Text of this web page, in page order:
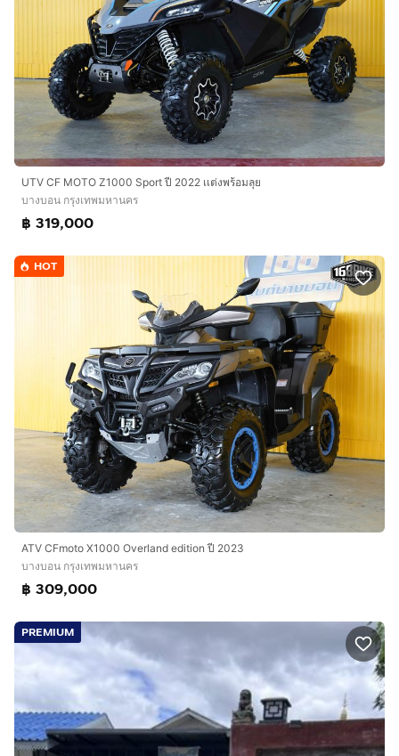
UTV CF MOTO Z1000 Sport ปี 2022 เเต่งพร้อมลุย
บางบอน กรุงเทพมหานคร
฿ 319,000
HOT
ATV CFmoto X1000 Overland edition ปี 2023
บางบอน กรุงเทพมหานคร
฿ 309,000
PREMIUM